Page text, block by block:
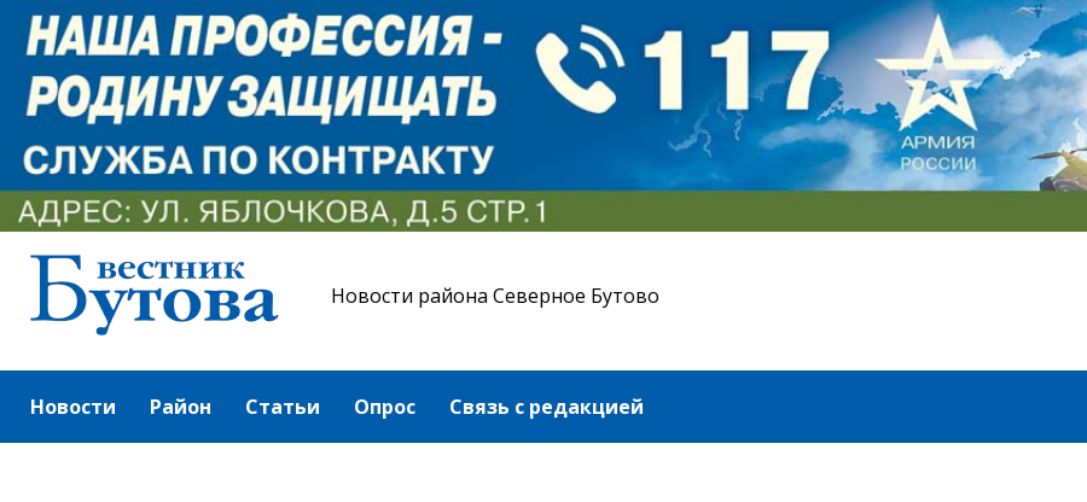
Новости района Северное Бутово
Новости Район Статьи Опрос Связь с редакцией